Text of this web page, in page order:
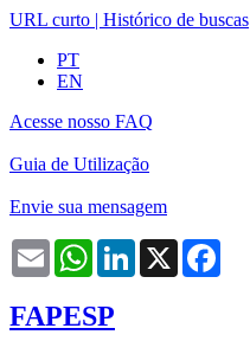
URL curto | Histórico de buscas
PT
EN
Acesse nosso FAQ
Guia de Utilização
Envie sua mensagem
Email WhatsAppLinkedIn
X
FAPESP